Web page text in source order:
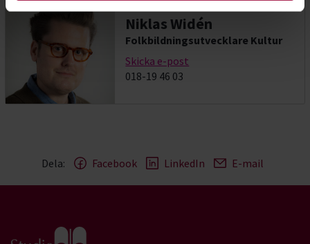
Niklas Widén
Folkbildningsutvecklare Kultur
Skicka e-post
018-19 46 03
Dela: Facebook LinkedIn E-mail
Gå till studiefrämjandets startsida